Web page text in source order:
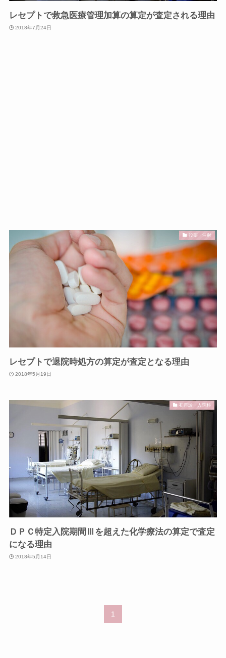
レセプトで救急医療管理加算の算定が査定される理由
2018年7月24日
投薬・注射
レセプトで退院時処方の算定が査定となる理由
2018年5月19日
初再診・入院料
ＤＰＣ特定入院期間Ⅲを超えた化学療法の算定で査定
になる理由
2018年5月14日
1